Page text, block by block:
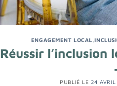
ENGAGEMENT LOCAL ,
Réussir l’inclusion
PUBLIÉ LE 24